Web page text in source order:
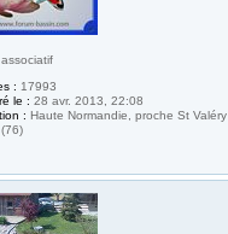
: 17993
le : 28 avr. 2013, 22:08
: Haute Normandie, proche St Valéry